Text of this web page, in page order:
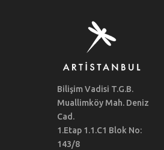
Bilişim Vadisi T.G.B.
Muallimköy Mah. Deniz
Cad.
1.Etap 1.1.C1 Blok No:
143/8